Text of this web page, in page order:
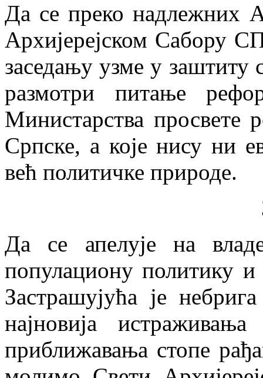
Да се преко надлежних
Архијерејском Сабору
заседању узме у
размотри питање
Министарства просвете
Српске, а које нису ни
већ политичке природе.
Да се апелује на
популациону политику
Застрашујућа је
најновија
приближавања стопе